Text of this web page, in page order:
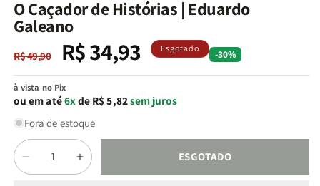
janela
modal
O Caçador de Histórias | Eduardo
Galeano
Preço
normal
R$ 49,90
Preço
promocional
R$ 34,93 Esgotado -30%
à vista no Pix
ou em até6xde R$ 5,82sem juros
Fora de estoque
Quantidade
Diminuir
a
Aumentar
a
ESGOTADO